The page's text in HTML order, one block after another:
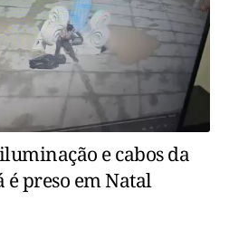
e cabos da
é preso em Natal